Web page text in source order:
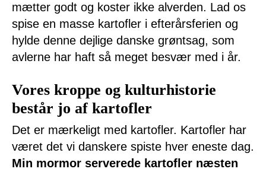
mætter godt og koster ikke alverden. Lad os
spise en masse kartofler i efterårsferien og
hylde denne dejlige danske grøntsag, som
avlerne har haft så meget besvær med i år.
Vores kroppe og kulturhistorie
består jo af kartofler
Det er mærkeligt med kartofler. Kartofler har
været det vi danskere spiste hver eneste dag.
Min mormor serverede kartofler næsten